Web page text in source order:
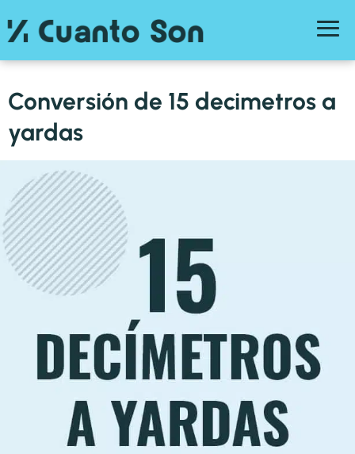
Conversión de 15 decimetros a
yardas